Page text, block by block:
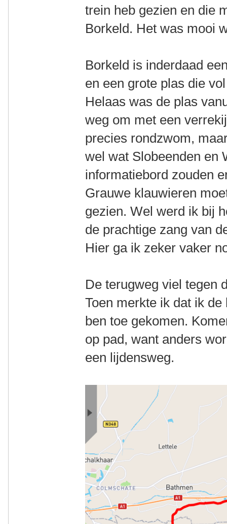
trein heb gezien en die
Borkeld. Het was mooi
Borkeld is inderdaad
en een grote plas die
Helaas was de plas
weg om met een
precies rondzwom,
wel wat Slobeenden en
informatiebord zouden
Grauwe klauwieren
gezien. Wel werd ik bij
de prachtige zang van
Hier ga ik zeker vaker
De terugweg viel tegen
Toen merkte ik dat ik
ben toe gekomen.
op pad, want anders
een lijdensweg.